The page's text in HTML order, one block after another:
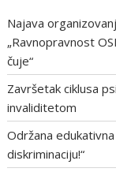
Najava
„Ravnopravnost
čuje“
Završetak ciklusa
invaliditetom
Održana
diskriminaciju!“